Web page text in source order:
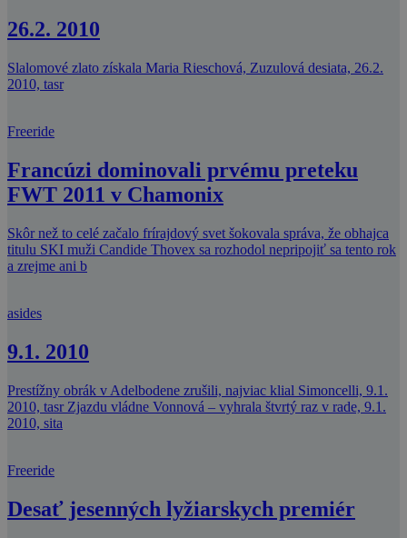
26.2. 2010
Slalomové zlato získala Maria Rieschová, Zuzulová desiata, 26.2.
2010, tasr
Freeride
Francúzi dominovali prvému preteku
FWT 2011 v Chamonix
Skôr než to celé začalo frírajdový svet šokovala správa, že obhajca
titulu SKI muži Candide Thovex sa rozhodol nepripojiť sa tento rok
a zrejme ani b
asides
9.1. 2010
Prestížny obrák v Adelbodene zrušili, najviac klial Simoncelli, 9.1.
2010, tasr Zjazdu vládne Vonnová – vyhrala štvrtý raz v rade, 9.1.
2010, sita
Freeride
Desať jesenných lyžiarskych premiér